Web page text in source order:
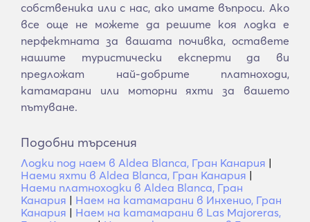
собственика или с нас, ако имате въпроси. Ако
все още не можете да решите коя лодка е
перфектната за вашата почивка, оставете
нашите туристически експерти да ви
предложат най-добрите платноходи,
катамарани или моторни яхти за вашето
пътуване.
Подобни търсения
Лодки под наем в Aldea Blanca, Гран Канария |
Наеми яхти в Aldea Blanca, Гран Канария |
Наеми платноходки в Aldea Blanca, Гран
Канария | Наем на катамарани в Инхенио, Гран
Канария | Наем на катамарани в Las Majoreras,